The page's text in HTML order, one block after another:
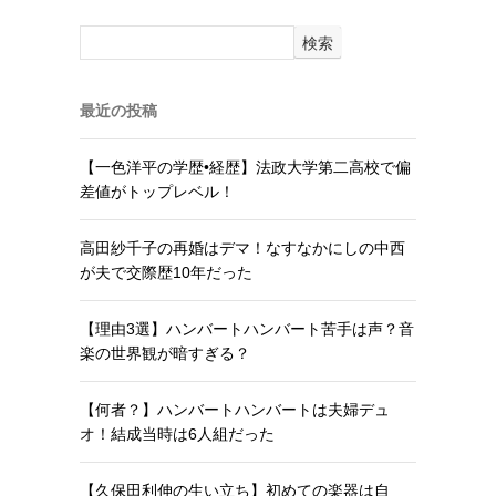
検索
最近の投稿
【一色洋平の学歴•経歴】法政大学第二高校で偏
差値がトップレベル！
高田紗千子の再婚はデマ！なすなかにしの中西
が夫で交際歴10年だった
【理由3選】ハンバートハンバート苦手は声？音
楽の世界観が暗すぎる？
【何者？】ハンバートハンバートは夫婦デュ
オ！結成当時は6人組だった
【久保田利伸の生い立ち】初めての楽器は自